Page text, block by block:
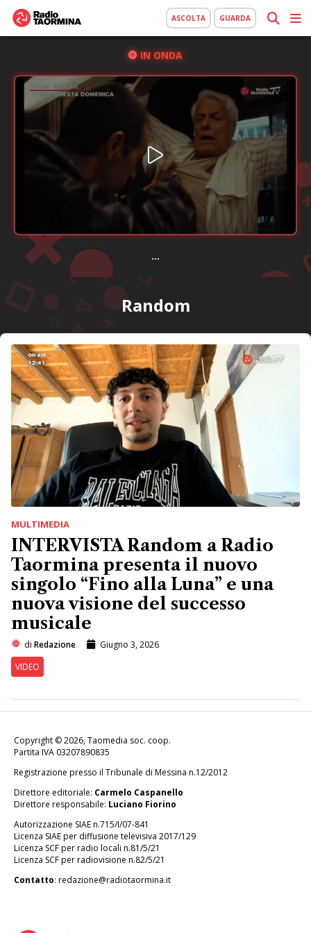
ASCOLTA GUARDA
IN ONDA
...
Random
MULTIMEDIA
INTERVISTA Random a Radio
Taormina presenta il nuovo
singolo “Fino alla Luna” e una
nuova visione del successo
musicale
di Redazione
Giugno 3, 2026
VIDEO
Copyright © 2026, Taomedia soc. coop.
Partita IVA 03207890835
Registrazione presso il Tribunale di Messina n.12/2012
Direttore editoriale: Carmelo Caspanello
Direttore responsabile: Luciano Fiorino
Autorizzazione SIAE n.715/I/07-841
Licenza SIAE per diffusione televisiva 2017/129
Licenza SCF per radio locali n.81/5/21
Licenza SCF per radiovisione n.82/5/21
Contatto: redazione@radiotaormina.it